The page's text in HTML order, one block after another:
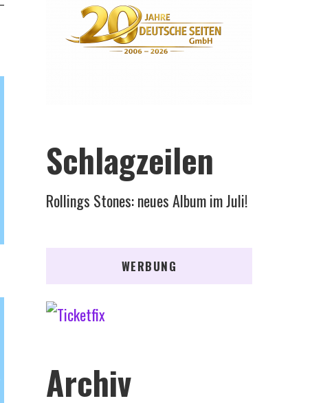
Schlagzeilen
Rollings Stones: neues Album im Juli!
WERBUNG
Archiv